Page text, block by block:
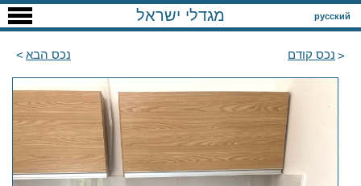
русский מגדלי ישראל
נכס קודם נכס הבא